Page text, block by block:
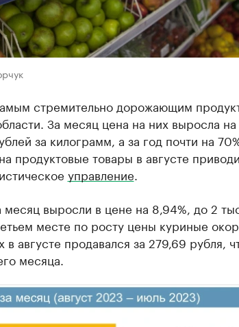
стремительно дорожающим
За месяц цена на них выросла
за килограмм, а за год почти на
продуктовые товары в августе
управление
месяц выросли в цене на 8,94%, до 2
месте по росту цены куриные
августе продавался за 279,69 рубля,
месяца.